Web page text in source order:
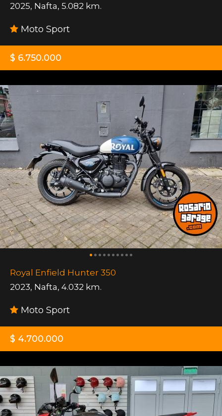
2025, Nafta, 5.082 km.
Moto Sport
$ 6.750.000
Royal Enfield Hunter 350
2023, Nafta, 4.032 km.
Moto Sport
$ 4.700.000